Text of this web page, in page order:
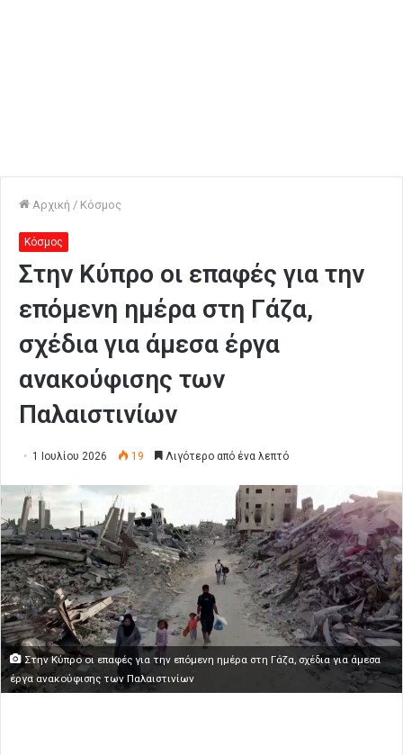
Αρχική / Κόσμος
Κόσμος
Στην Κύπρο οι επαφές για την
επόμενη ημέρα στη Γάζα,
σχέδια για άμεσα έργα
ανακούφισης των
Παλαιστινίων
1 Ιουλίου 2026 19 Λιγότερο από ένα λεπτό
Στην Κύπρο οι επαφές για την επόμενη ημέρα στη Γάζα, σχέδια για άμεσα
έργα ανακούφισης των Παλαιστινίων